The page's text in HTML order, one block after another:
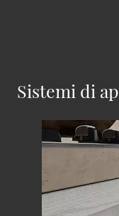
Sistemi di